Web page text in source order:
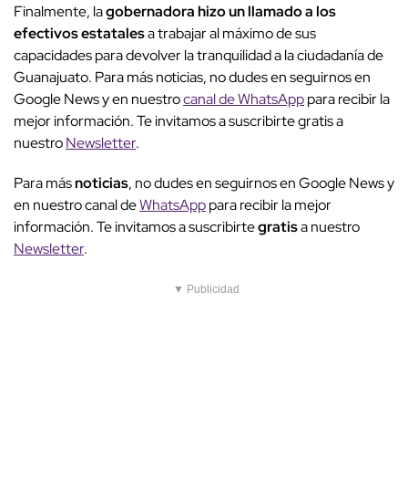
Finalmente, lagobernadora hizo un llamado a los
efectivos estatalesa trabajar al máximo de sus
capacidades para devolver la tranquilidad a la ciudadanía de
Guanajuato. Para más noticias, no dudes en seguirnos en
Google News y en nuestrocanal de WhatsApppara recibir la
mejor información. Te invitamos a suscribirte gratis a
nuestroNewsletter.
Para másnoticias, no dudes en seguirnos en Google News y
en nuestro canal deWhatsApppara recibir la mejor
información. Te invitamos a suscribirtegratisa nuestro
Newsletter.
▼ Publicidad